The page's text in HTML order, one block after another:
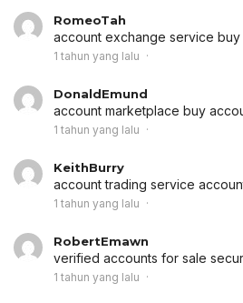
RomeoTah
account exchange service buy
1 tahun yang lalu
DonaldEmund
account marketplace buy
1 tahun yang lalu
KeithBurry
account trading service
1 tahun yang lalu
RobertEmawn
verified accounts for sale
1 tahun yang lalu